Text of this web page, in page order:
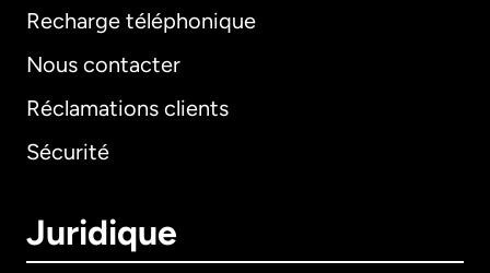
Recharge téléphonique
Nous contacter
Réclamations clients
Sécurité
Juridique